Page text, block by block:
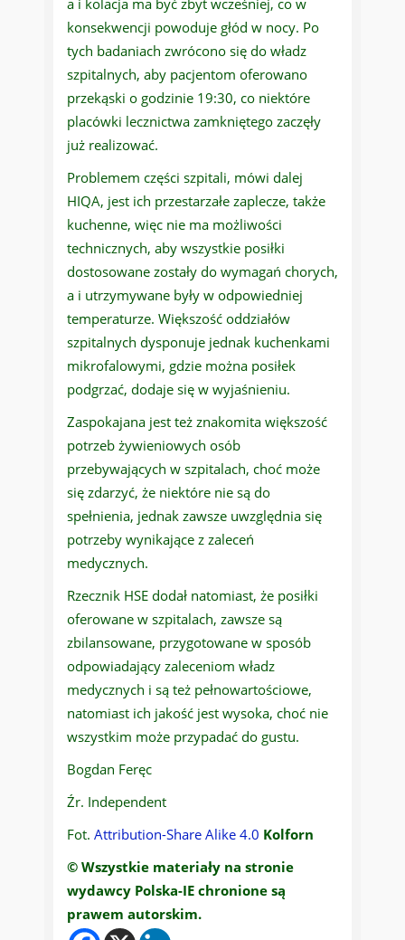
a i kolacja ma być zbyt wcześniej, co w
konsekwencji powoduje głód w nocy. Po
tych badaniach zwrócono się do władz
szpitalnych, aby pacjentom oferowano
przekąski o godzinie 19:30, co niektóre
placówki lecznictwa zamkniętego zaczęły
już realizować.
Problemem części szpitali, mówi dalej
HIQA, jest ich przestarzałe zaplecze, także
kuchenne, więc nie ma możliwości
technicznych, aby wszystkie posiłki
dostosowane zostały do wymagań chorych,
a i utrzymywane były w odpowiedniej
temperaturze. Większość oddziałów
szpitalnych dysponuje jednak kuchenkami
mikrofalowymi, gdzie można posiłek
podgrzać, dodaje się w wyjaśnieniu.
Zaspokajana jest też znakomita większość
potrzeb żywieniowych osób
przebywających w szpitalach, choć może
się zdarzyć, że niektóre nie są do
spełnienia, jednak zawsze uwzględnia się
potrzeby wynikające z zaleceń
medycznych.
Rzecznik HSE dodał natomiast, że posiłki
oferowane w szpitalach, zawsze są
zbilansowane, przygotowane w sposób
odpowiadający zaleceniom władz
medycznych i są też pełnowartościowe,
natomiast ich jakość jest wysoka, choć nie
wszystkim może przypadać do gustu.
Bogdan Feręc
Źr. Independent
Fot. Attribution-Share Alike 4.0 Kolforn
© Wszystkie materiały na stronie
wydawcy Polska-IE chronione są
prawem autorskim.